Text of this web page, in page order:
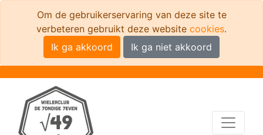
Om de gebruikerservaring van deze site te
verbeteren gebruikt deze website cookies.
Ik ga akkoord
Ik ga niet akkoord